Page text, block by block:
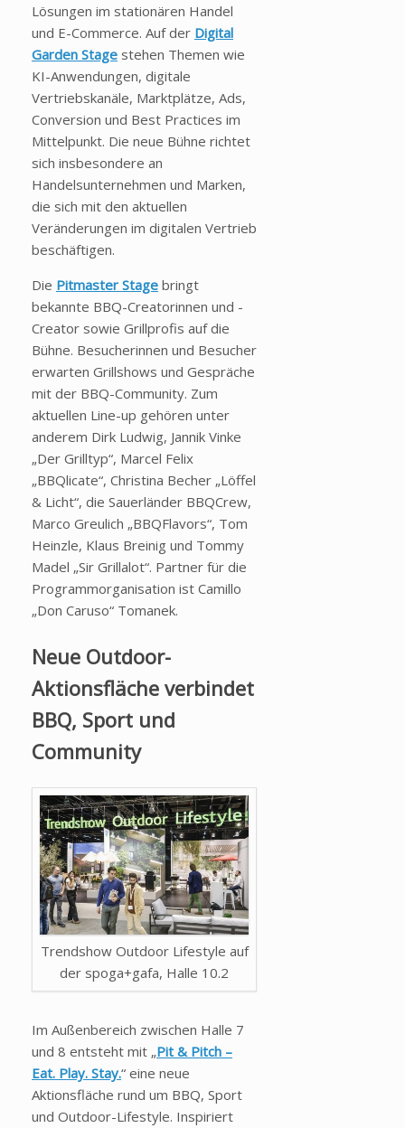
Lösungen im stationären Handel
und E-Commerce. Auf der Digital
Garden Stage stehen Themen wie
KI-Anwendungen, digitale
Vertriebskanäle, Marktplätze, Ads,
Conversion und Best Practices im
Mittelpunkt. Die neue Bühne richtet
sich insbesondere an
Handelsunternehmen und Marken,
die sich mit den aktuellen
Veränderungen im digitalen Vertrieb
beschäftigen.
Die Pitmaster Stage bringt
bekannte BBQ-Creatorinnen und -
Creator sowie Grillprofis auf die
Bühne. Besucherinnen und Besucher
erwarten Grillshows und Gespräche
mit der BBQ-Community. Zum
aktuellen Line-up gehören unter
anderem Dirk Ludwig, Jannik Vinke
„Der Grilltyp“, Marcel Felix
„BBQlicate“, Christina Becher „Löffel
& Licht“, die Sauerländer BBQCrew,
Marco Greulich „BBQFlavors“, Tom
Heinzle, Klaus Breinig und Tommy
Madel „Sir Grillalot“. Partner für die
Programmorganisation ist Camillo
„Don Caruso“ Tomanek.
Neue Outdoor-
Aktionsfläche verbindet
BBQ, Sport und
Community
Trendshow Outdoor Lifestyle auf
der spoga+gafa, Halle 10.2
Im Außenbereich zwischen Halle 7
und 8 entsteht mit „Pit & Pitch –
Eat. Play. Stay.“ eine neue
Aktionsfläche rund um BBQ, Sport
und Outdoor-Lifestyle. Inspiriert